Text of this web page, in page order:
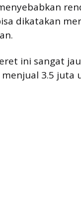
dikatakan
ini sangat
3.5 juta